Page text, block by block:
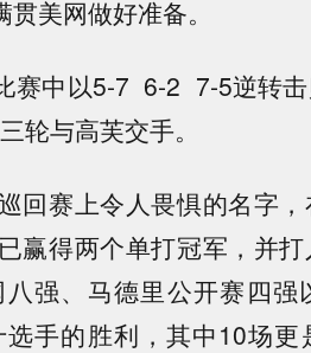
美网做好准备。
赛中以5-7 6-2 7-5逆转
轮与高芙交手。
回赛上令人畏惧的名字
赢得两个单打冠军，并
强、马德里公开赛四强
手的胜利，其中10场更